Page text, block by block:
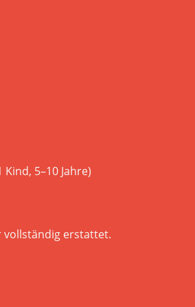
5–10 Jahre)
vollständig erstattet.